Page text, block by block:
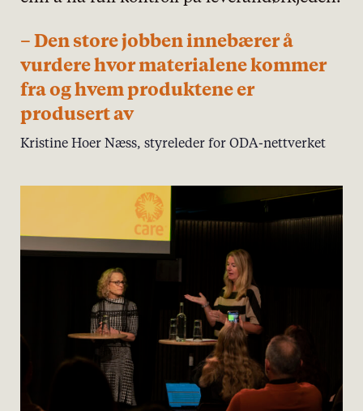
– Den store jobben innebærer å
vurdere hvor materialene kommer
fra og hvem produktene er
produsert av
Kristine Hoer Næss, styreleder for ODA-nettverket